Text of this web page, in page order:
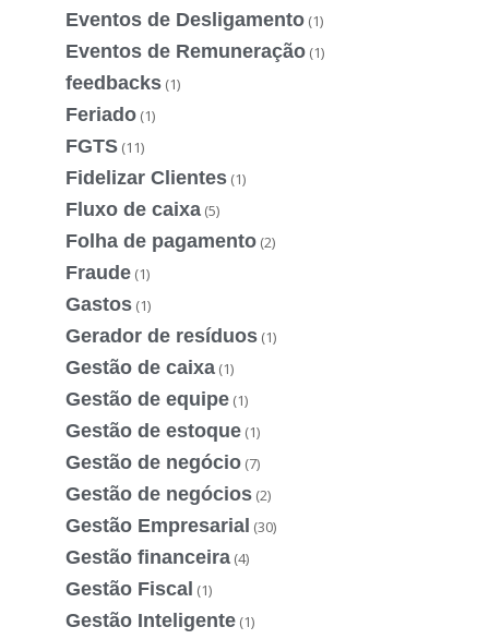
Eventos de Desligamento (1)
Eventos de Remuneração (1)
feedbacks (1)
Feriado (1)
FGTS (11)
Fidelizar Clientes (1)
Fluxo de caixa (5)
Folha de pagamento (2)
Fraude (1)
Gastos (1)
Gerador de resíduos (1)
Gestão de caixa (1)
Gestão de equipe (1)
Gestão de estoque (1)
Gestão de negócio (7)
Gestão de negócios (2)
Gestão Empresarial (30)
Gestão financeira (4)
Gestão Fiscal (1)
Gestão Inteligente (1)